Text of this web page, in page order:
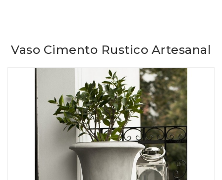
Vaso Cimento Rustico Artesanal